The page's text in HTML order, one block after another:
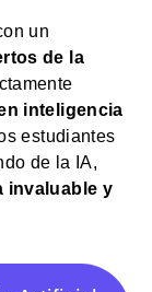
un
de la
inteligencia
estudiantes
de la IA,
invaluable y